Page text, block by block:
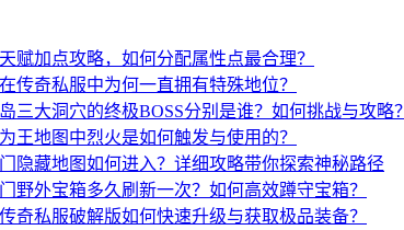
赋加点攻略，如何分配属性点最合理？
传奇私服中为何一直拥有特殊地位？
三大洞穴的终极BOSS分别是谁？如何挑战与攻略？
王地图中烈火是如何触发与使用的？
隐藏地图如何进入？详细攻略带你探索神秘路径
野外宝箱多久刷新一次？如何高效蹲守宝箱？
奇私服破解版如何快速升级与获取极品装备？